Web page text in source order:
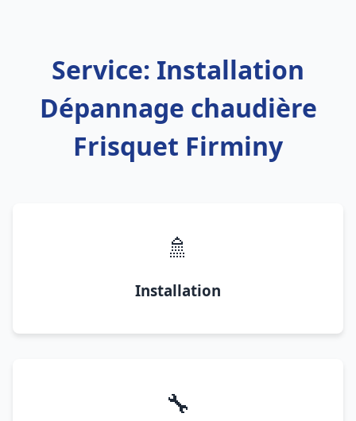
Service: Installation
Dépannage chaudière
Frisquet Firminy
🚿
Installation
🔧